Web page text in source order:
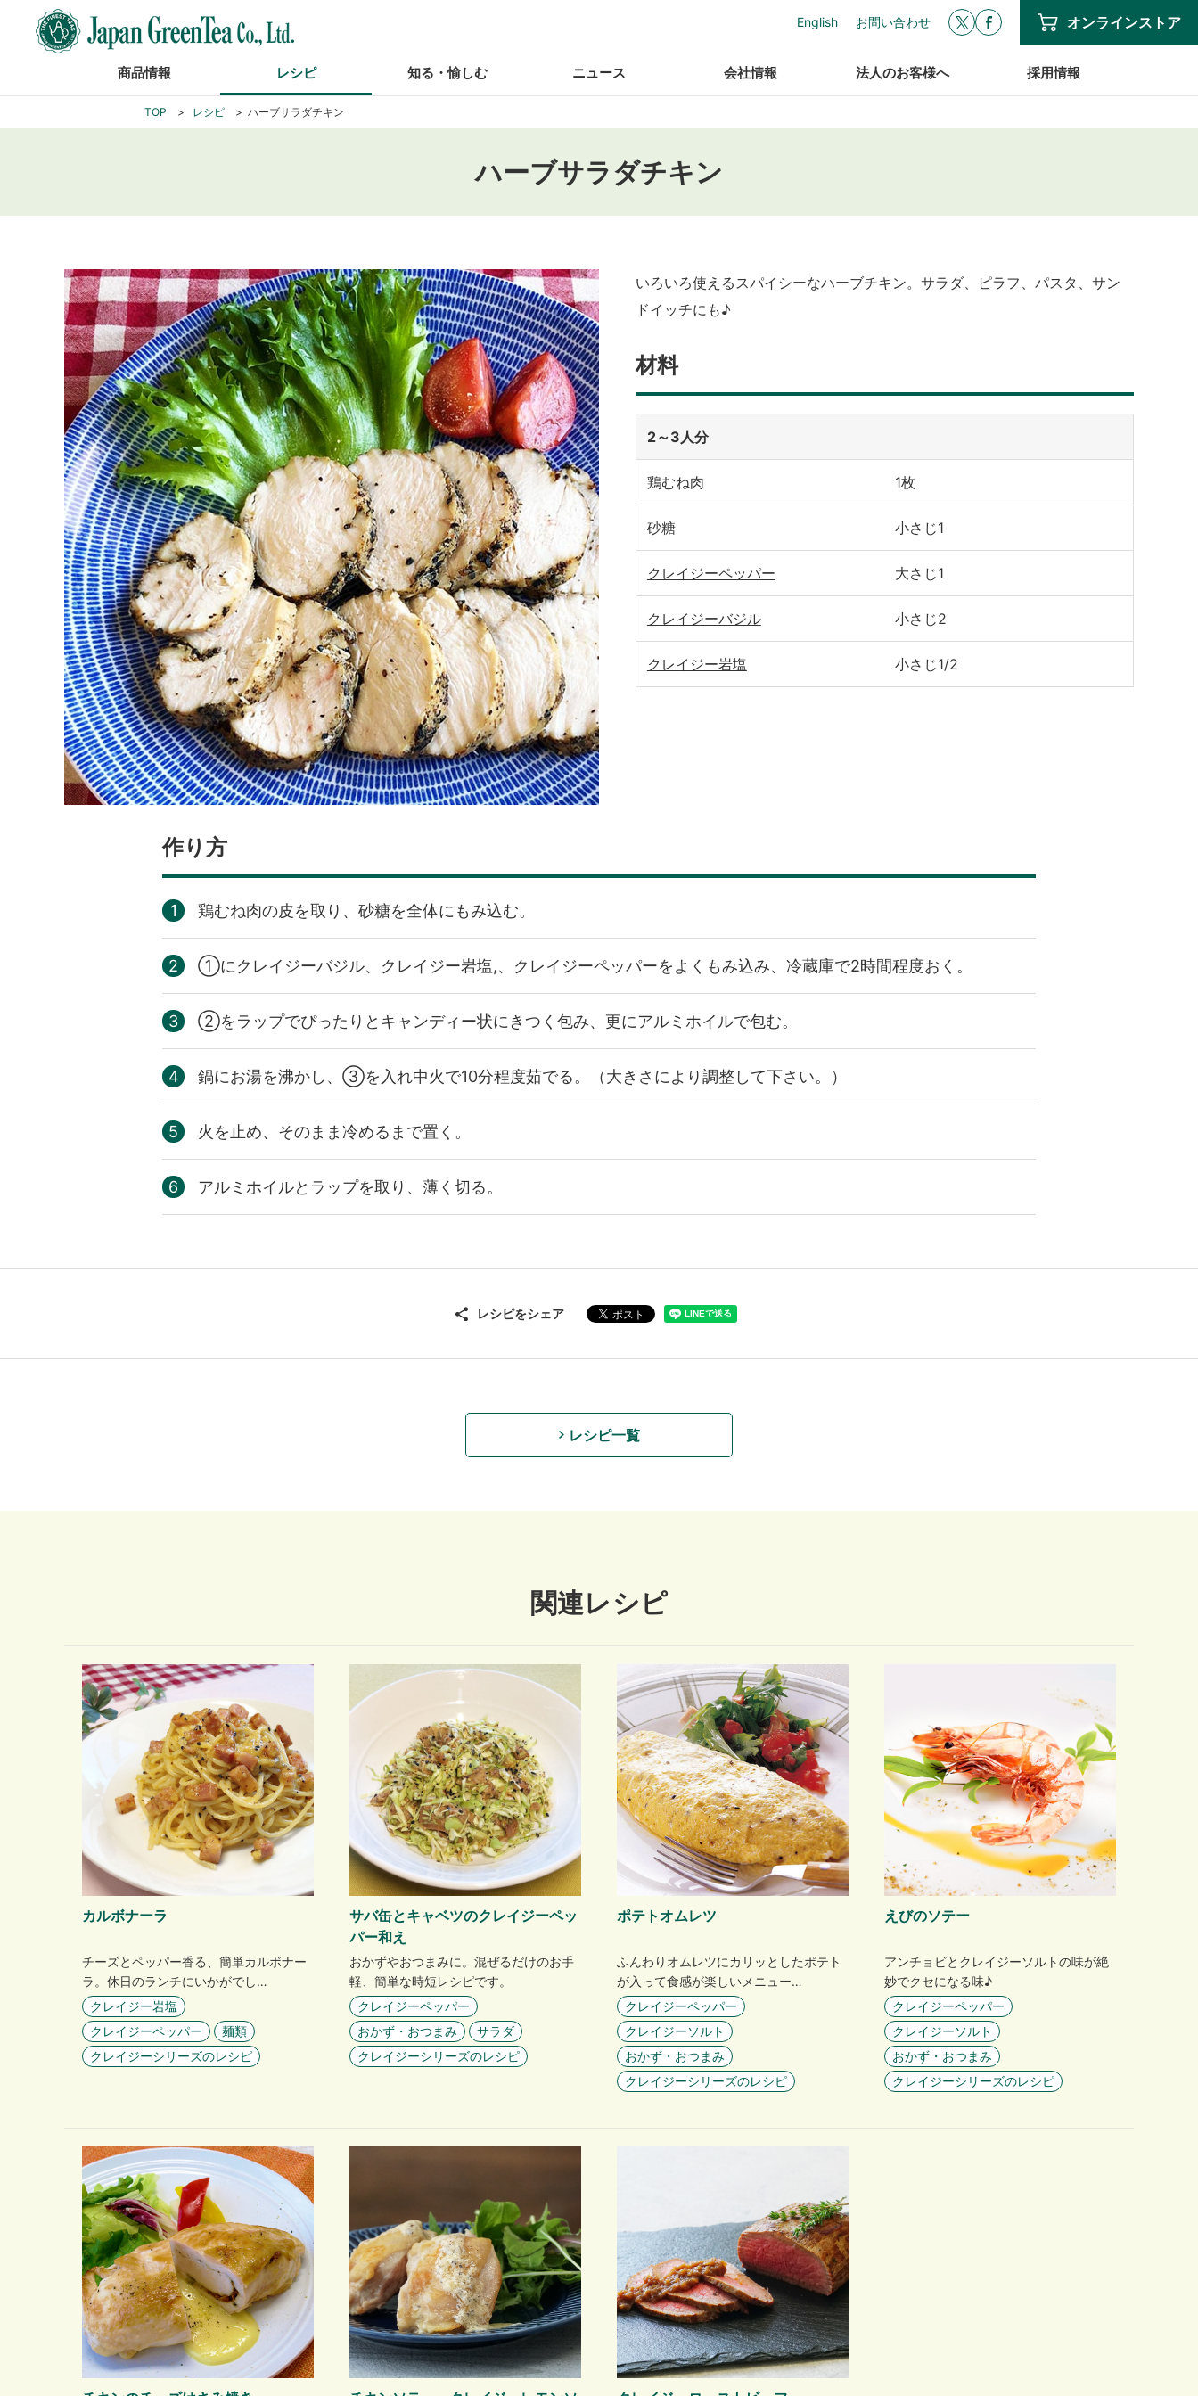
商品情報 レシピ 知る・愉しむ ニュース 会社情報 法人のお客様へ 採用情報
オンラインストア
English お問い合わせ
TOP レシピ ハーブサラダチキン
ハーブサラダチキン
いろいろ使えるスパイシーなハーブチキン。サラダ、ピラフ、パスタ、サン
ドイッチにも♪
材料
2～3人分
鶏むね肉 1枚
砂糖 小さじ1
クレイジーペッパー 大さじ1
クレイジーバジル 小さじ2
クレイジー岩塩 小さじ1/2
作り方
鶏むね肉の皮を取り、砂糖を全体にもみ込む。
①にクレイジーバジル、クレイジー岩塩,、クレイジーペッパーをよくもみ込み、冷蔵庫で2時間程度おく。
②をラップでぴったりとキャンディー状にきつく包み、更にアルミホイルで包む。
鍋にお湯を沸かし、③を入れ中火で10分程度茹でる。（大きさにより調整して下さい。）
火を止め、そのまま冷めるまで置く。
アルミホイルとラップを取り、薄く切る。
レシピをシェア
レシピ一覧
関連レシピ
カルボナーラ
チーズとペッパー香る、簡単カルボナー
ラ。休日のランチにいかがでし…
クレイジー岩塩
クレイジーペッパー
麺類
クレイジーシリーズのレシピ
サバ缶とキャベツのクレイジーペッ
パー和え
おかずやおつまみに。混ぜるだけのお手
軽、簡単な時短レシピです。
クレイジーペッパー
おかず・おつまみ
サラダ
クレイジーシリーズのレシピ
ポテトオムレツ
ふんわりオムレツにカリッとしたポテト
が入って食感が楽しいメニュー…
クレイジーペッパー
クレイジーソルト
おかず・おつまみ
クレイジーシリーズのレシピ
えびのソテー
アンチョビとクレイジーソルトの味が絶
妙でクセになる味♪
クレイジーペッパー
クレイジーソルト
おかず・おつまみ
クレイジーシリーズのレシピ